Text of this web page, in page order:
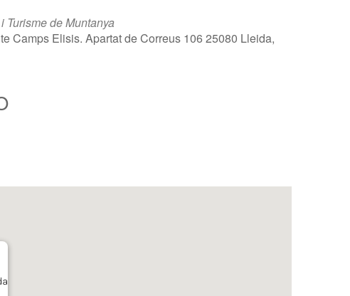
Turisme de Muntanya
Camps Elisis. Apartat de Correus 106 25080 Lleida,